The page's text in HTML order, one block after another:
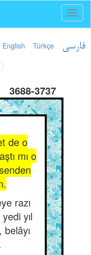
English Türkçe فارسی
3688-3737
de o
mı o
razı
yıl